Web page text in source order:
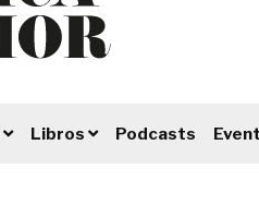
Libros Podcasts